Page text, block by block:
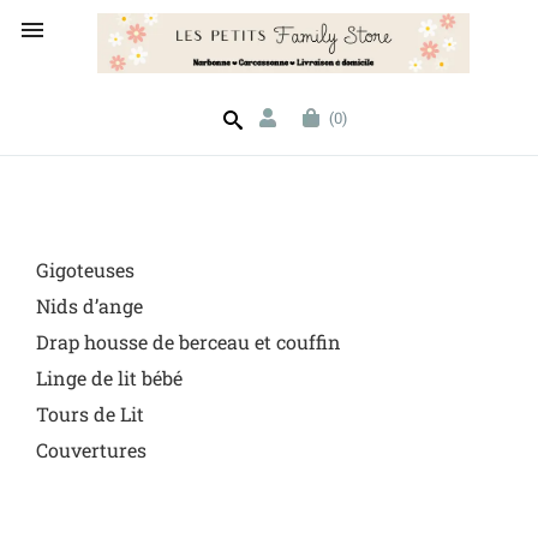

(0)
Gigoteuses
Nids d’ange
Drap housse de berceau et couffin
Linge de lit bébé
Tours de Lit
Couvertures